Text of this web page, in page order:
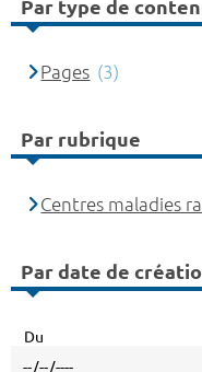
Par type de
Pages (3)
Par rubrique
Centres maladies
Par date de
Du